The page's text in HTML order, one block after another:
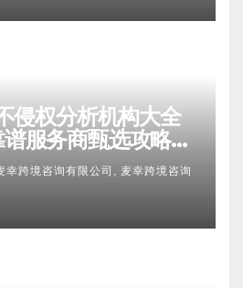
侵权分析机构大全
服务商甄选攻略、
机构实力详解
幸跨境咨询有限公司, 麦幸跨境咨询